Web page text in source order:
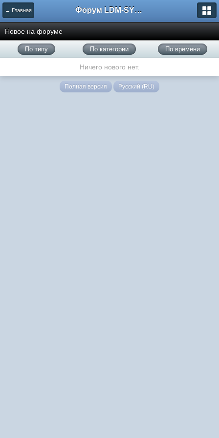
← Главная Форум LDM-SYSTEMS
Новое на форуме
По типу По категории По времени
Ничего нового нет.
Полная версия Русский (RU)